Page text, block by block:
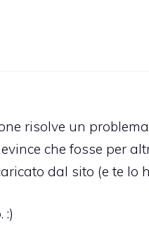
risolve un
che fosse per
dal sito (e te lo
:)